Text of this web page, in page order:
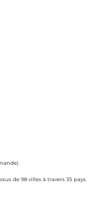
de 98 villes à travers 35 pays.